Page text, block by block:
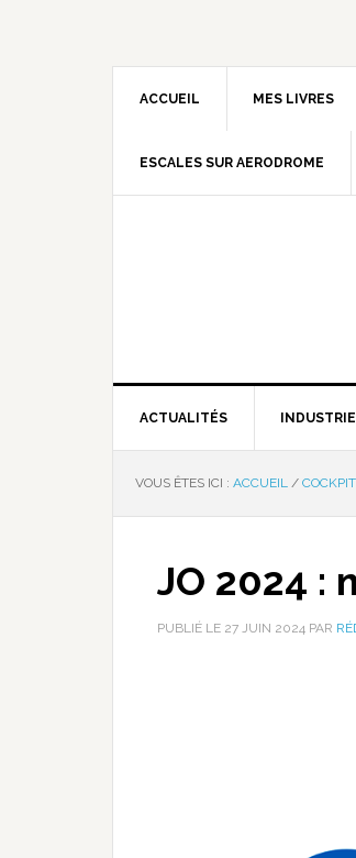
ACCUEIL MES LIVRES
ESCALES SUR AERODROME
ACTUALITÉS INDUSTRIE
VOUS ÊTES ICI : ACCUEIL / COCKPIT
JO 2024 :
PUBLIÉ LE 27 JUIN 2024 PAR